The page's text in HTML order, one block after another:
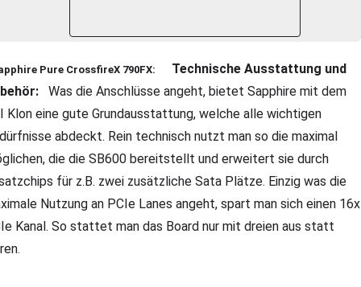
Pure CrossfireX 790FX:
Technische Ausstattung und
Was die Anschlüsse angeht, bietet Sapphire mit dem
Klon eine gute Grundausstattung, welche alle wichtigen
abdeckt. Rein technisch nutzt man so die maximal
die die SB600 bereitstellt und erweitert sie durch
für z.B. zwei zusätzliche Sata Plätze. Einzig was die
Nutzung an PCIe Lanes angeht, spart man sich einen 16x
Kanal. So stattet man das Board nur mit dreien aus statt